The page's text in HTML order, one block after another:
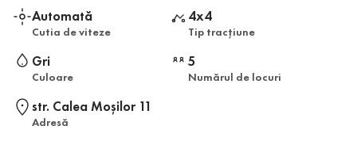
Automată
Cutia de viteze
4x4
Tip tracțiune
Gri
Culoare
5
Numărul de locuri
str. Calea Moşilor 11
Adresă